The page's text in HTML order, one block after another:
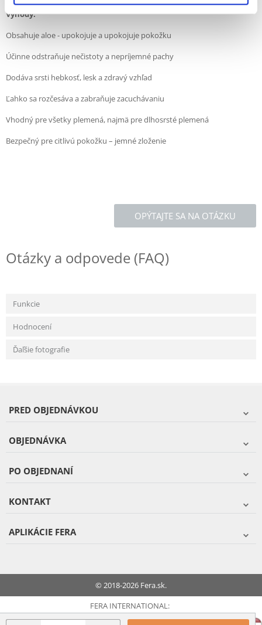
Výhody:
Obsahuje aloe - upokojuje a upokojuje pokožku
Účinne odstraňuje nečistoty a nepríjemné pachy
Dodáva srsti hebkosť, lesk a zdravý vzhľad
Ľahko sa rozčesáva a zabraňuje zacuchávaniu
Vhodný pre všetky plemená, najmä pre dlhosrsté plemená
Bezpečný pre citlivú pokožku – jemné zloženie
OPÝTAJTE SA NA OTÁZKU
Otázky a odpovede (FAQ)
Funkcie
Hodnocení
Ďaľšie fotografie
PRED OBJEDNÁVKOU
OBJEDNÁVKA
PO OBJEDNANÍ
KONTAKT
APLIKÁCIE FERA
© 2018-2026 Fera.sk.
FERA INTERNATIONAL: